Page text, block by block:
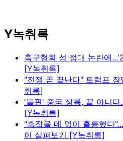
Y녹취록
축구협회 성 접대 논란에
[Y녹취록]
"전쟁 곧 끝난다" 트럼프
취록]
'돌핀' 중국 상륙, 끝 아니
[Y녹취록]
"흠잡을 데 없이 훌륭했다
이 살펴보기 [Y녹취록]